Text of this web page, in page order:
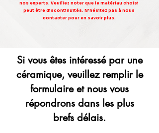
nos experts. Veuillez noter que le matériau choisi
peut être discontinuités. N'hésitez pas à nous
contacter pour en savoir plus.
Si vous êtes intéressé par une
céramique, veuillez remplir le
formulaire et nous vous
répondrons dans les plus
brefs délais.